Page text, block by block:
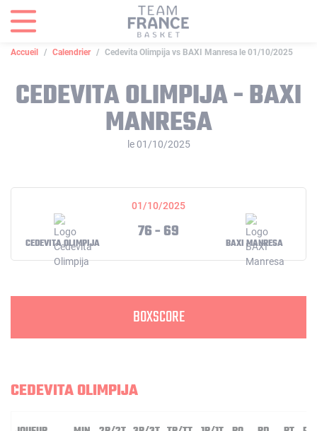
Accueil Calendrier Cedevita Olimpija vs BAXI Manresa le 01/10/2025
CEDEVITA OLIMPIJA - BAXI
MANRESA
le 01/10/2025
01/10/2025
CEDEVITA OLIMPIJA
76 - 69
BAXI MANRESA
BOXSCORE
CEDEVITA OLIMPIJA
Panneau de gestion des cookies